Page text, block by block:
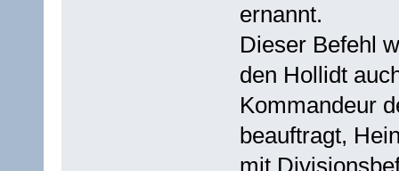
ernannt.
Dieser Befehl
den Hollidt
Kommandeur
beauftragt,